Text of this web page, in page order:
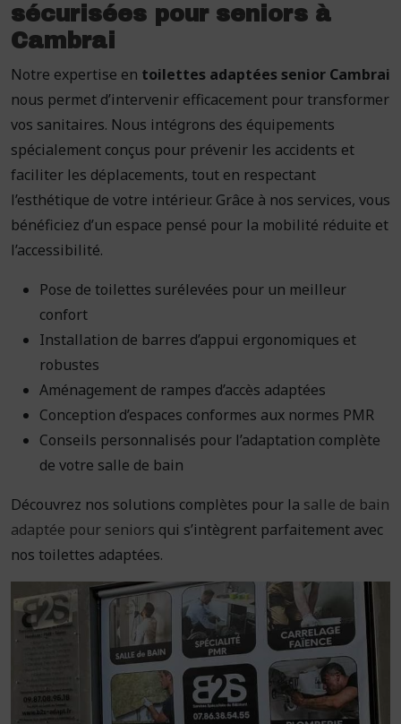
sécurisées pour seniors à
Cambrai
Notre expertise en toilettes adaptées senior Cambrai
nous permet d’intervenir efficacement pour transformer
vos sanitaires. Nous intégrons des équipements
spécialement conçus pour prévenir les accidents et
faciliter les déplacements, tout en respectant
l’esthétique de votre intérieur. Grâce à nos services, vous
bénéficiez d’un espace pensé pour la mobilité réduite et
l’accessibilité.
Pose de toilettes surélevées pour un meilleur
confort
Installation de barres d’appui ergonomiques et
robustes
Aménagement de rampes d’accès adaptées
Conception d’espaces conformes aux normes PMR
Conseils personnalisés pour l’adaptation complète
de votre salle de bain
Découvrez nos solutions complètes pour la salle de bain
adaptée pour seniors qui s’intègrent parfaitement avec
nos toilettes adaptées.